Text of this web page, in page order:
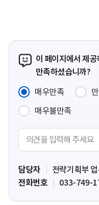
이 페이지에서 제
만족하셨습니까?
매우만족
매우불만족
견
입
력
담당자
전략기획부
전화번호
033-749-